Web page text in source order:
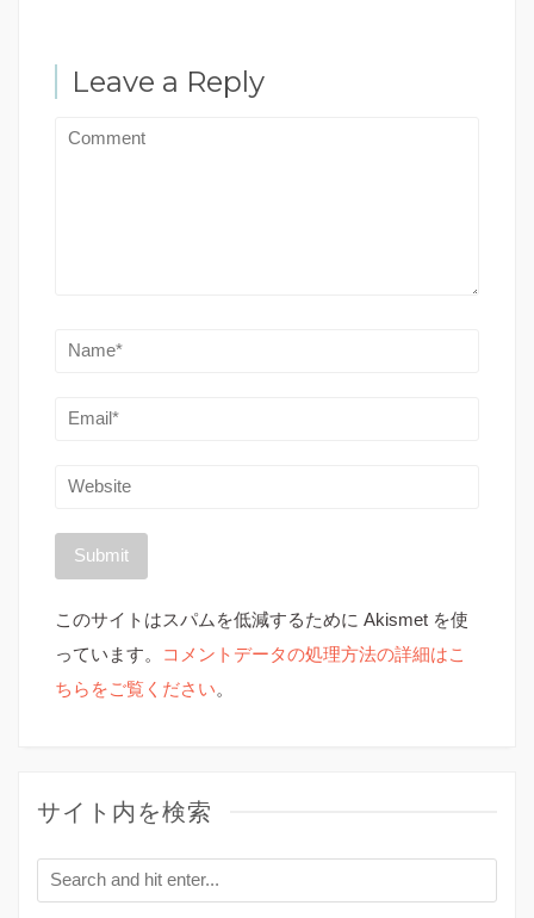
Leave a Reply
このサイトはスパムを低減するために Akismet を使
っています。
コメントデータの処理方法の詳細はこ
ちらをご覧ください。
サイト内を検索